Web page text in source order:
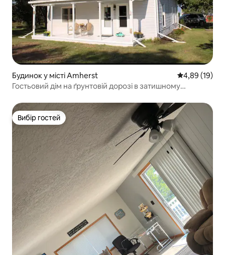
Будинок у місті Amherst Середня
4,89 (19)
Гостьовий дім на ґрунтовій дорозі в затишному
Вибір гостей
Вибір гостей